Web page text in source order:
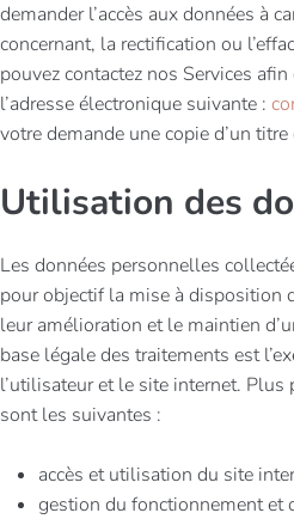
demander l’accès aux données à
concernant, la rectification ou
pouvez contactez nos Services afin
l’adresse électronique suivante :
votre demande une copie d’un titre
Utilisation des
Les données personnelles
pour objectif la mise à disposition
leur amélioration et le maintien
base légale des traitements est
l’utilisateur et le site internet.
sont les suivantes :
accès et utilisation du site
gestion du fonctionnement et